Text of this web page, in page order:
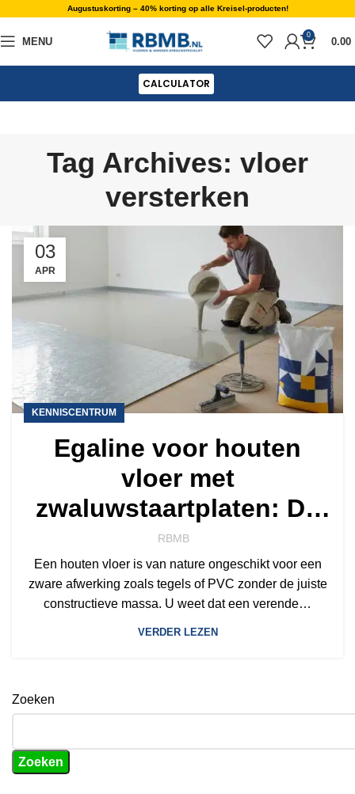
Augustuskorting – 40% korting op alle Kreisel-producten!
MENU
0
0.00
CALCULATOR
Tag Archives: vloer
versterken
03
APR
KENNISCENTRUM
Egaline voor houten
vloer met
zwaluwstaartplaten: De
complete gids voor 2026
RBMB
Een houten vloer is van nature ongeschikt voor een
zware afwerking zoals tegels of PVC zonder de juiste
constructieve massa. U weet dat een verende…
VERDER LEZEN
Zoeken
Zoeken